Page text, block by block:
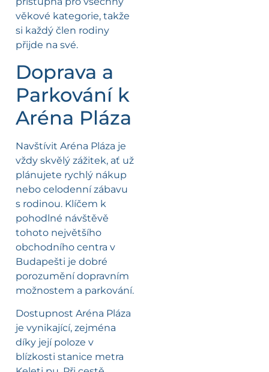
věkové kategorie, takže
si každý člen rodiny
přijde na své.
Doprava a
Parkování k
Aréna Pláza
Navštívit Aréna Pláza je
vždy skvělý zážitek, ať už
plánujete rychlý nákup
nebo celodenní zábavu
s rodinou. Klíčem k
pohodlné návštěvě
tohoto největšího
obchodního centra v
Budapešti je dobré
porozumění dopravním
možnostem a parkování.
Dostupnost Aréna Pláza
je vynikající, zejména
díky její poloze v
blízkosti stanice metra